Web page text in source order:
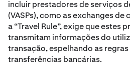
incluir prestadores de serviços
(VASPs), como as exchanges
a “Travel Rule”, exige que estes
transmitam informações do
transação, espelhando as
transferências bancárias.